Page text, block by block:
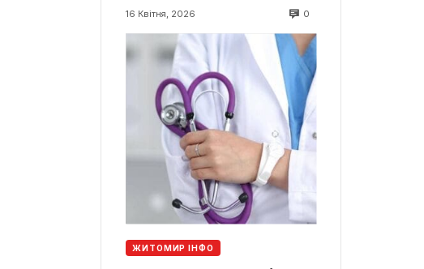
16 Квітня, 2026 0
ЖИТОМИР ІНФО